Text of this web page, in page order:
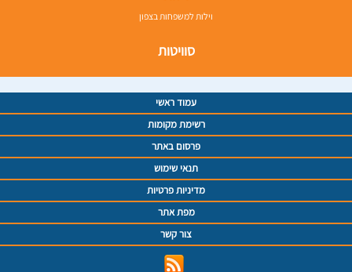
וילות למשפחות בצפון
סוויטות
עמוד ראשי
רשימת מקומות
פרסום באתר
תנאי שימוש
מדיניות פרטיות
מפת אתר
צור קשר